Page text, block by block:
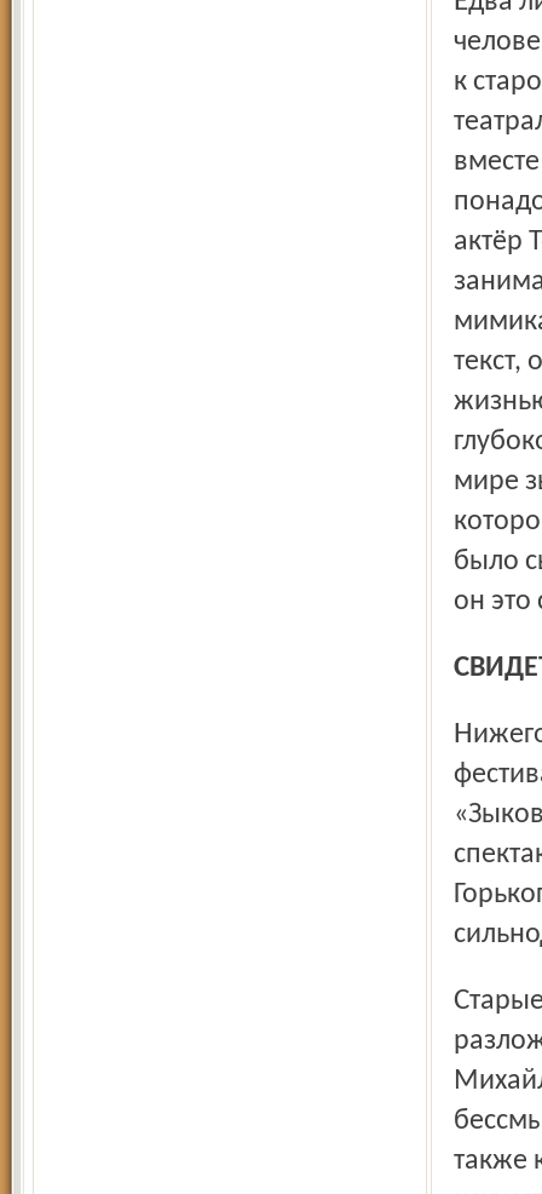
к
актёр
текст,
мире
было
он это
Нижегородский театр драмы носит имя М. Горького. И на
Старые темы («тёмное царство», моральное и социальное
также